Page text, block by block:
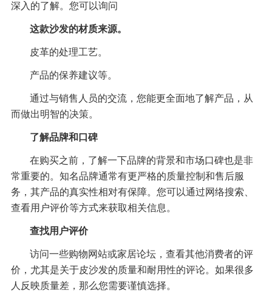
深入的了解。您可以询问
这款沙发的材质来源。
皮革的处理工艺。
产品的保养建议等。
通过与销售人员的交流，您能更全面地了解产品，从
而做出明智的决策。
了解品牌和口碑
在购买之前，了解一下品牌的背景和市场口碑也是非
常重要的。知名品牌通常有更严格的质量控制和售后服
务，其产品的真实性相对有保障。您可以通过网络搜索、
查看用户评价等方式来获取相关信息。
查找用户评价
访问一些购物网站或家居论坛，查看其他消费者的评
价，尤其是关于皮沙发的质量和耐用性的评论。如果很多
人反映质量差，那么您需要谨慎选择。